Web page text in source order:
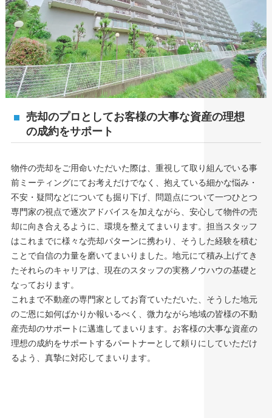
売却のプロとしてお客様の大事な資産の理想
の成約をサポート
物件の売却をご用命いただいた際は、重視して取り組んでいる事
前ミーティングにてお考えだけでなく、抱えている細かな悩み・
不安・疑問などについても掘り下げ、問題点について一つひとつ
専門家の視点で逐次アドバイスを加えながら、安心して物件の売
却に向き合えるように、環境を整えてまいります。担当スタッフ
はこれまでに様々な売却パターンに携わり、そうした経験を積む
ことで自信の力量を磨いてまいりました。地元にて積み上げてき
たそれらのキャリアは、現在のスタッフの実務ノウハウの基礎と
なっております。
これまで不動産の専門家としてお育ていただいた、そうした地元
のご恩に如何ばかりか報いるべく、微力ながら地域の皆様の不動
産売却のサポートに邁進してまいります。お客様の大事な資産の
理想の成約をサポートするパートナーとして頼りにしていただけ
るよう、真摯に対応してまいります。